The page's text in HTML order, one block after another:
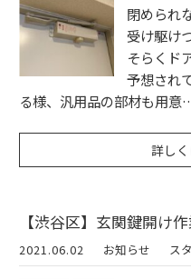
閉められ
受け駆け
そらくド
予想され
る様、汎用品の部材も用意
詳し
【渋谷区】玄関鍵開け
2021.06.02 お知らせ ス